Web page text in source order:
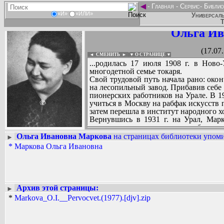
«И» «ИЛИ»
◄- Главная - Сервис-
Ольга
◄ СМЕНИТЬ ► ▼ О СТРАНИЦЕ ▼
...родилась 17 июля 1908 г. в Ново-
многодетной семье токаря.
Свой трудовой путь начала рано:
на лесопильный завод. Прибавив
пионерских работников на Урале. В
учиться в Москву на рабфак
затем перешла в институт народного
Вернувшись в 1931 г. на Урал,
издательстве, методистом в
Великой Отечественной войны была
избрана на I (Учредительный съезд
Первый рассказ О.И. Марковой
Творчество О.И. Марковой
Повесть «Разрешите войти!» (1947),
степью» (1960) и другие
Вадим Ершов...
► Ольга Ивановна Маркова на страницах библиотеки
* Маркова Ольга Ивановна
►
Архив этой страницы:
* Markova_O.I.__Pervocvet.(1977).[djv].zip